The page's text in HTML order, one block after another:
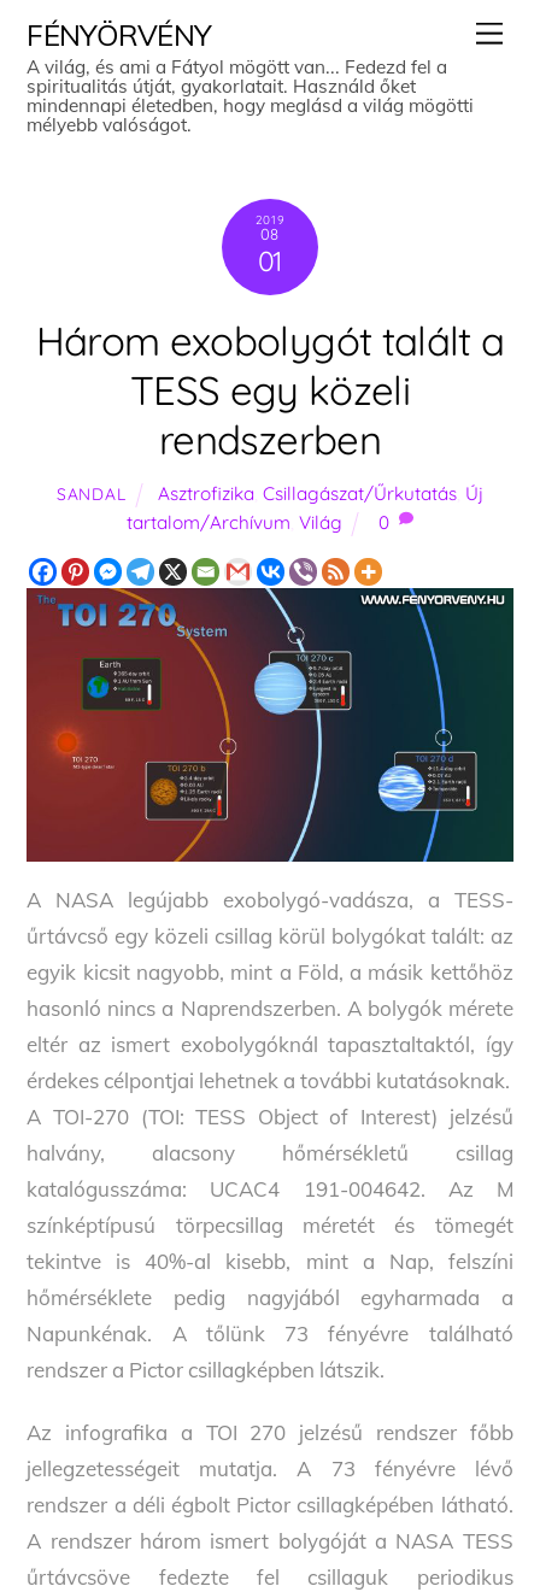
content
FÉNYÖRVÉNY
A világ, és ami a Fátyol mögött van... Fedezd fel a
spiritualitás útját, gyakorlatait. Használd őket
mindennapi életedben, hogy meglásd a világ mögötti
mélyebb valóságot.
2019
08
01
Három exobolygót talált a
TESS egy közeli
rendszerben
SANDAL Asztrofizika Csillagászat/Űrkutatás, Új
tartalom/Archívum Világ 0
A NASA legújabb exobolygó-vadásza, a TESS-
űrtávcső egy közeli csillag körül bolygókat talált: az
egyik kicsit nagyobb, mint a Föld, a másik kettőhöz
hasonló nincs a Naprendszerben. A bolygók mérete
eltér az ismert exobolygóknál tapasztaltaktól, így
érdekes célpontjai lehetnek a további kutatásoknak.
A TOI-270 (TOI: TESS Object of Interest) jelzésű
halvány, alacsony hőmérsékletű csillag
katalógusszáma: UCAC4 191-004642. Az M
színképtípusú törpecsillag méretét és tömegét
tekintve is 40%-al kisebb, mint a Nap, felszíni
hőmérséklete pedig nagyjából egyharmada a
Napunkénak. A tőlünk 73 fényévre található
rendszer a Pictor csillagképben látszik.
Az infografika a TOI 270 jelzésű rendszer főbb
jellegzetességeit mutatja. A 73 fényévre lévő
rendszer a déli égbolt Pictor csillagképében látható.
A rendszer három ismert bolygóját a NASA TESS
űrtávcsöve fedezte fel csillaguk periodikus